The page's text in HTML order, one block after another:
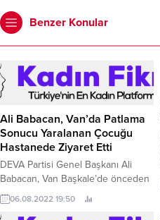
Benzer Konular
Ali Babacan, Van’da Patlama
Sonucu Yaralanan Çocuğu
Hastanede Ziyaret Etti
DEVA Partisi Genel Başkanı Ali
Babacan, Van Başkale’de önceden
yerleştirilmiş bir patlayıcının infilak
etmesi sonucu ağır yaralanan 12
06.08.2022 19:50